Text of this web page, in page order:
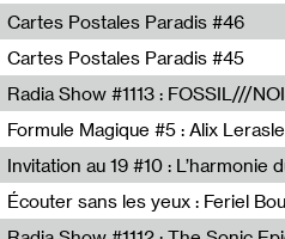
Raymond Engramer
Cartes Postales Paradis #46
Sarah Banville
Cartes Postales Paradis #45
Mateo Cuin
Wave Farm
Formule Magique #5 : Alix Lerasle
Nathalie Lacroix
Invitation au 19 #10 : L’harmonie
19, CRAC
Écouter sans les yeux : Feriel
Feriel Boushaki